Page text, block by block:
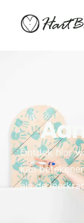
Ontdek hier
kan
als de